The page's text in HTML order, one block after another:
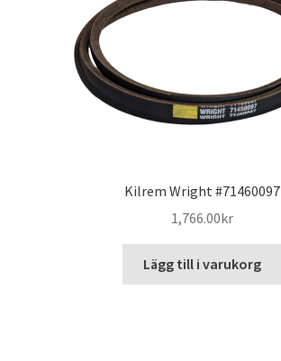
Kilrem Wright #71460097
1,766.00kr
Lägg till i varukorg